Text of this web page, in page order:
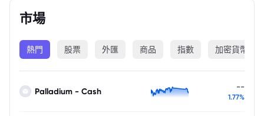
市場
熱門 股票 外匯 商品 指數 加密貨幣
Palladium - Cash --
1.77%